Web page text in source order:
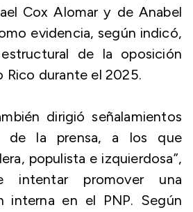
Cox Alomar y de Anabel
evidencia, según indicó,
de la oposición
Rico durante el 2025.
dirigió señalamientos
de la prensa, a los que
populista e izquierdosa”,
intentar promover una
interna en el PNP. Según